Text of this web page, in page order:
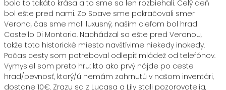
bola to takáto krása a to sme sa len rozbiehali. Celý deň
bol ešte pred nami. Zo Soave sme pokračovali smer
Verona, čas sme mali luxusný, našim cieľom bol hrad
Castello Di Montorio. Nachádzal sa ešte pred Veronou,
takže toto historické miesto navštívime niekedy inokedy.
Počas cesty som potreboval odlepiť mládež od telefónov.
Vymyslel som preto hru: kto ako prvý nájde po ceste
hrad/pevnosť, ktorý/ú nemám zahrnutú v našom inventári,
dostane 10€. Zrazu sa z Lucasa a Lily stali pozorovatelia,